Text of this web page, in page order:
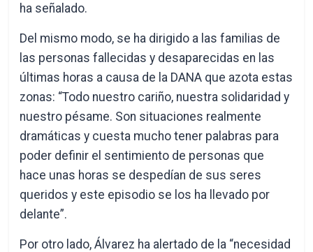
ha señalado.
Del mismo modo, se ha dirigido a las familias de
las personas fallecidas y desaparecidas en las
últimas horas a causa de la DANA que azota estas
zonas: “Todo nuestro cariño, nuestra solidaridad y
nuestro pésame. Son situaciones realmente
dramáticas y cuesta mucho tener palabras para
poder definir el sentimiento de personas que
hace unas horas se despedían de sus seres
queridos y este episodio se los ha llevado por
delante”.
Por otro lado, Álvarez ha alertado de la “necesidad